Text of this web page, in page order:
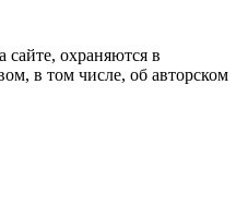
сайте, охраняются в
в том числе, об авторском